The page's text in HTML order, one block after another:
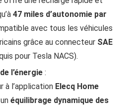
47 miles d’autonomie par
avec tous les véhicules
grâce au connecteur SAE
pour Tesla NACS).
l’énergie :
à l’application Elecq Home
équilibrage dynamique des